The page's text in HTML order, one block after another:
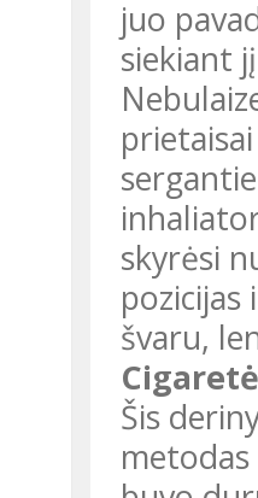
juo
siekiant
skyrėsi
švaru,
Šis
metodas